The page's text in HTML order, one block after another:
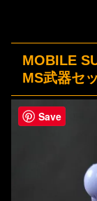
MOBILE
MS武器セ
Save